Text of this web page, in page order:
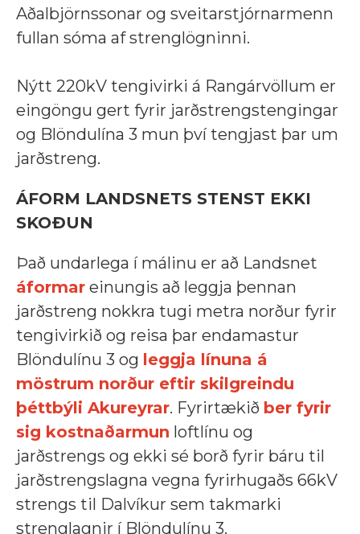
Aðalbjörnssonar og sveitarstjórnarmenn
fullan sóma af strenglögninni.
Nýtt 220kV tengivirki á Rangárvöllum er
eingöngu gert fyrir jarðstrengstengingar
og Blöndulína 3 mun því tengjast þar um
jarðstreng.
ÁFORM LANDSNETS STENST EKKI
SKOÐUN
Það undarlega í málinu er að Landsnet
áformar einungis að leggja þennan
jarðstreng nokkra tugi metra norður fyrir
tengivirkið og reisa þar endamastur
Blöndulínu 3 og leggja línuna á
möstrum norður eftir skilgreindu
þéttbýli Akureyrar. Fyrirtækið ber fyrir
sig kostnaðarmun loftlínu og
jarðstrengs og ekki sé borð fyrir báru til
jarðstrengslagna vegna fyrirhugaðs 66kV
strengs til Dalvíkur sem takmarki
strenglagnir í Blöndulínu 3.